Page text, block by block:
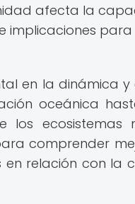
afecta la
implicaciones
en la dinámica y
oceánica
ecosistemas
comprender
relación con la